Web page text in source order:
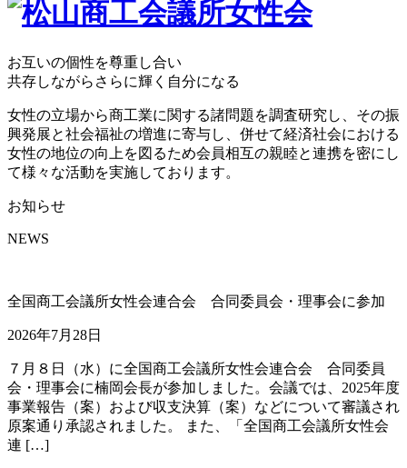
お互いの個性を尊重し合い
共存しながらさらに輝く自分になる
女性の立場から商工業に関する諸問題を調査研究し、その振
興発展と社会福祉の増進に寄与し、併せて経済社会における
女性の地位の向上を図るため会員相互の親睦と連携を密にし
て様々な活動を実施しております。
お知らせ
NEWS
全国商工会議所女性会連合会 合同委員会・理事会に参加
2026年7月28日
７月８日（水）に全国商工会議所女性会連合会 合同委員
会・理事会に楠岡会長が参加しました。会議では、2025年度
事業報告（案）および収支決算（案）などについて審議され
原案通り承認されました。 また、「全国商工会議所女性会
連 […]